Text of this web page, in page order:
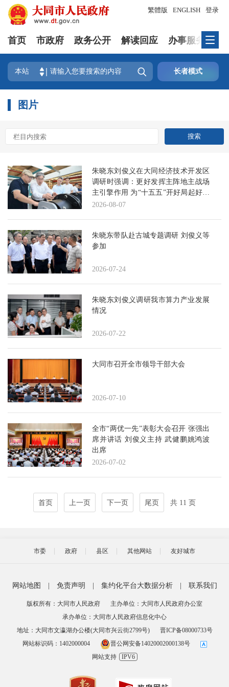
登录
繁體版 ENGLISH
首页 市政府 政务公开 解读回应 办事服务
本站  长者模式
图片
2026-08-07
朱晓东刘俊义在大同经济技术开发区
调研时强调：更好发挥主阵地主战场
主引擎作用 为“十五五”开好局起好步
积蓄强大动能
2026-07-24
朱晓东带队赴古城专题调研 刘俊义等
参加
2026-07-22
朱晓东刘俊义调研我市算力产业发展
情况
2026-07-10
大同市召开全市领导干部大会
2026-07-02
全市“两优一先”表彰大会召开 张强出
席并讲话 刘俊义主持 武健鹏姚鸿波
出席
首页 上一页 下一页 尾页 共 11 页
市委 政府 县区 其他网站 友好城市
网站地图 免责声明 集约化平台大数据分析 联系我们
版权所有：大同市人民政府
主办单位：大同市人民政府办公室
承办单位：大同市人民政府信息化中心
地址：大同市文瀛湖办公楼(大同市兴云街2799号)
晋ICP备08000733号
网站标识码：1402000004
晋公网安备14020002000138号
网站支持
IPV6